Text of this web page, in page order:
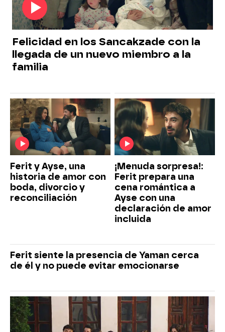
Felicidad en los Sancakzade con la
llegada de un nuevo miembro a la
familia
Ferit y Ayse, una
historia de amor con
boda, divorcio y
reconciliación
¡Menuda sorpresa!:
Ferit prepara una
cena romántica a
Ayse con una
declaración de amor
incluida
Ferit siente la presencia de Yaman cerca
de él y no puede evitar emocionarse